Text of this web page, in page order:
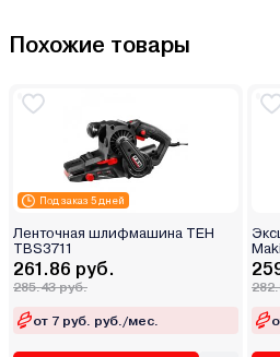
Похожие товары
Под заказ 5 дней
Ленточная шлифмашина TEH
TBS3711
261.86 руб.
285.43 руб.
от 7 руб. руб./мес.